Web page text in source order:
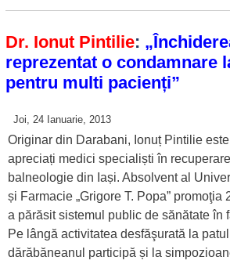
Dr. Ionut Pintilie:
reprezentat o condamnare
pentru multi pacienți”
Joi, 24 Ianuarie, 2013
Originar din Darabani, Ionuț Pintilie
apreciați medici specialiști în
balneologie din Iași. Absolvent al
și Farmacie „Grigore T. Popa” promoţia
a părăsit sistemul public de sănătate în
Pe lângă activitatea desfăşurată la
dărăbăneanul participă și la